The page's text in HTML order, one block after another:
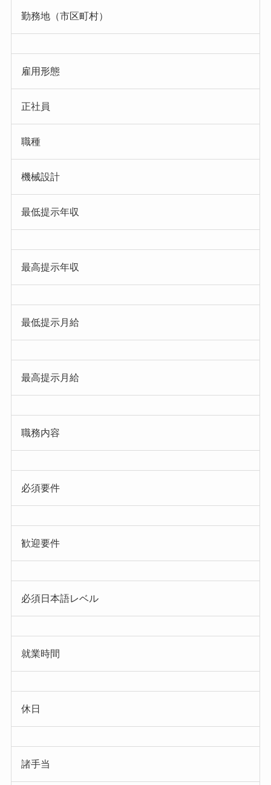
勤務地（市区町村）
雇用形態
正社員
職種
機械設計
最低提示年収
最高提示年収
最低提示月給
最高提示月給
職務内容
必須要件
歓迎要件
必須日本語レベル
就業時間
休日
諸手当